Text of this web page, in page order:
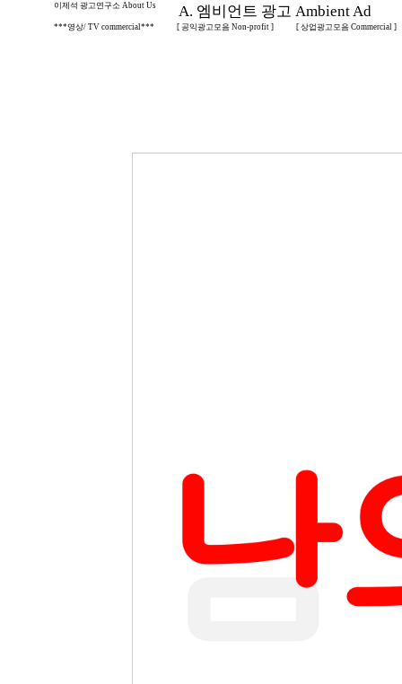
이제석 광고연구소 About Us A. 엠비언트 광고 Ambient Ad
***영상/ TV commercial*** [ 공익광고모음 Non-profit ] [ 상업광고모음 Commercial ]